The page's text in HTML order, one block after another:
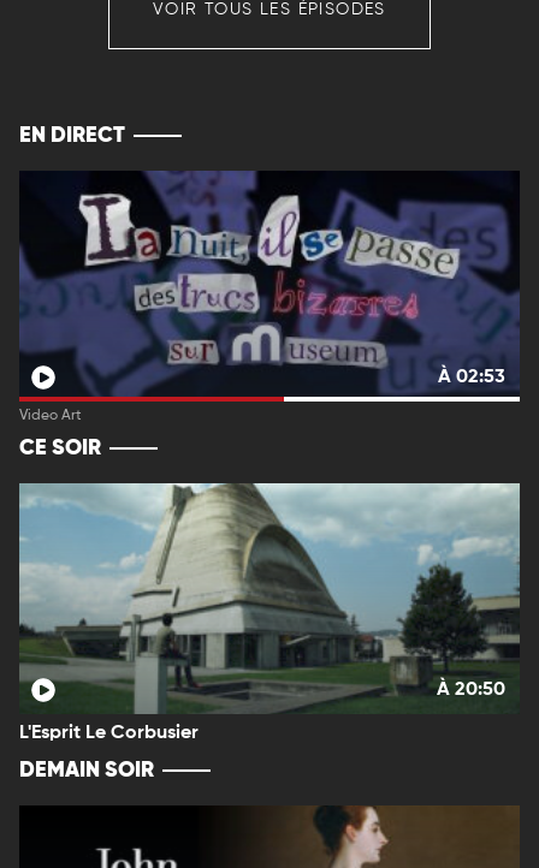
VOIR TOUS LES ÉPISODES
EN DIRECT
À 02:53
Video Art
CE SOIR
À 20:50
L'Esprit Le Corbusier
DEMAIN SOIR